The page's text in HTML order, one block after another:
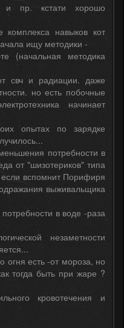
и пр. кстати хорошо
комплекса навыков кот
ищу методики -
(начальная методика
свч и радиации. даже
но есть побочные
начинает
опытах по зарядке
потребности в
от "шизотериков" типа
вспомнит Порифиря
выживальщика
в воде -раза
незаметности
огня есть -от мороза, но
тогда быть при жаре ?
кровотечения и